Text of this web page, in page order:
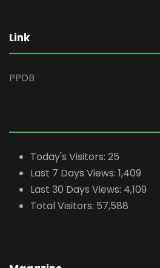
Link
PPDB
Today's Visitors: 25
Last 7 Days Views: 1,409
Last 30 Days Views: 4,109
Total Visitors: 57,588